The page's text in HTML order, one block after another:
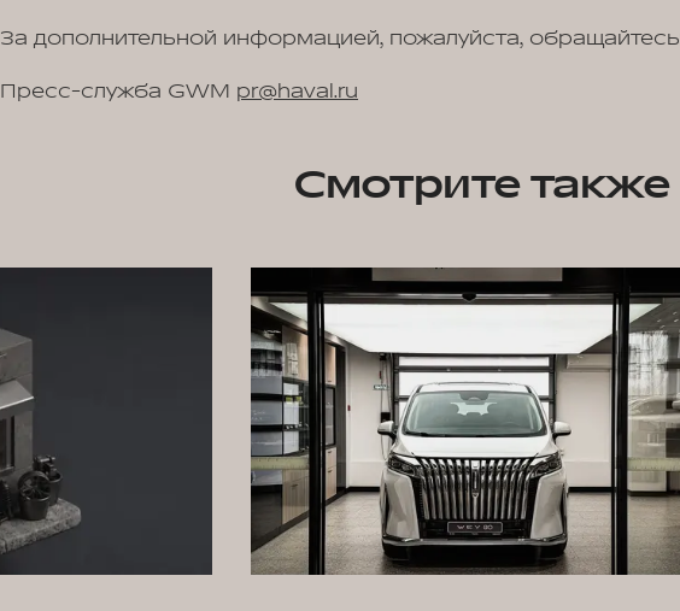
За дополнительной информацией, пожалуйста,
Пресс-служба GWM pr@haval.ru
Смотрите также